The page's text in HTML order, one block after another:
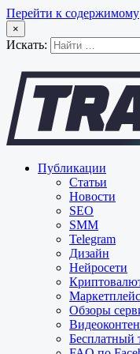
Перейти к содержимому
×
Искать:
Публикации
Статьи
Новости
SEO
SMM
Telegram
Дизайн
Нейросети
Обзоры
Бесплатный